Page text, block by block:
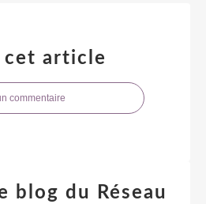
cet article
commentaire
blog du Réseau